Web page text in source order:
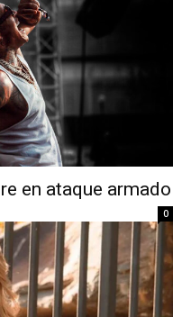
en ataque armado
0